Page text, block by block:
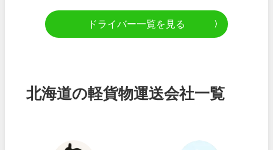
ドライバー一覧を見る
北海道の軽貨物運送会社一覧